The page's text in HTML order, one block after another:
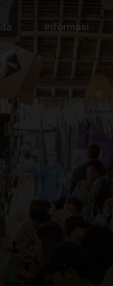
Informasi